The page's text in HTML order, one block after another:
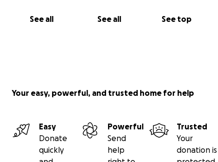
See all See all See top
Your easy, powerful, and trusted home for help
Easy
Donate
quickly
Powerful
Send
help
Trusted
Your
donation is